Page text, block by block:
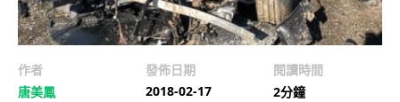
作者
唐美鳳
發佈日期
2018-02-17
閱讀時間
2分鐘